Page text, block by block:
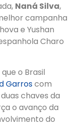
Naná Silva,
campanha
e Yushan
Charo
o Brasil
Garroscom
chaves da
o avanço da
do